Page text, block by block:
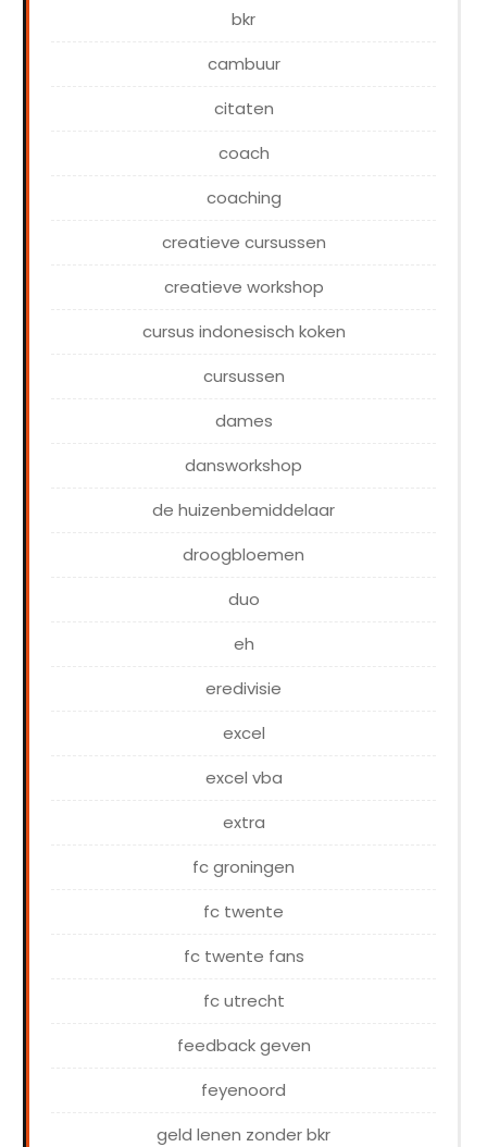
bkr
cambuur
citaten
coach
coaching
creatieve cursussen
creatieve workshop
cursus indonesisch koken
cursussen
dames
dansworkshop
de huizenbemiddelaar
droogbloemen
duo
eh
eredivisie
excel
excel vba
extra
fc groningen
fc twente
fc twente fans
fc utrecht
feedback geven
feyenoord
geld lenen zonder bkr